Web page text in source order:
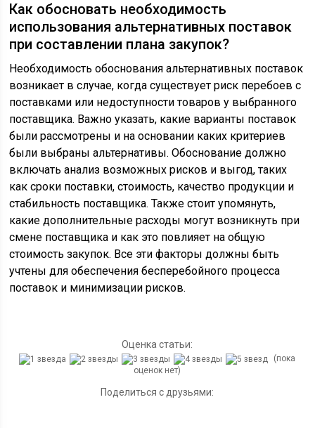
Как обосновать необходимость
использования альтернативных поставок
при составлении плана закупок?
Необходимость обоснования альтернативных поставок
возникает в случае, когда существует риск перебоев с
поставками или недоступности товаров у выбранного
поставщика. Важно указать, какие варианты поставок
были рассмотрены и на основании каких критериев
были выбраны альтернативы. Обоснование должно
включать анализ возможных рисков и выгод, таких
как сроки поставки, стоимость, качество продукции и
стабильность поставщика. Также стоит упомянуть,
какие дополнительные расходы могут возникнуть при
смене поставщика и как это повлияет на общую
стоимость закупок. Все эти факторы должны быть
учтены для обеспечения бесперебойного процесса
поставок и минимизации рисков.
Оценка статьи:
(пока
оценок нет)
Поделиться с друзьями: